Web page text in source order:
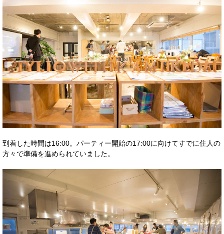
到着した時間は16:00。パーティー開始の17:00に向けてすでに住人の
方々で準備を進められていました。